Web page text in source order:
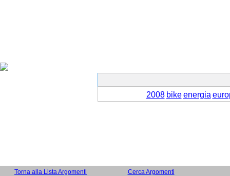
2008 bike energia
Torna alla Lista Argomenti Cerca Argomenti